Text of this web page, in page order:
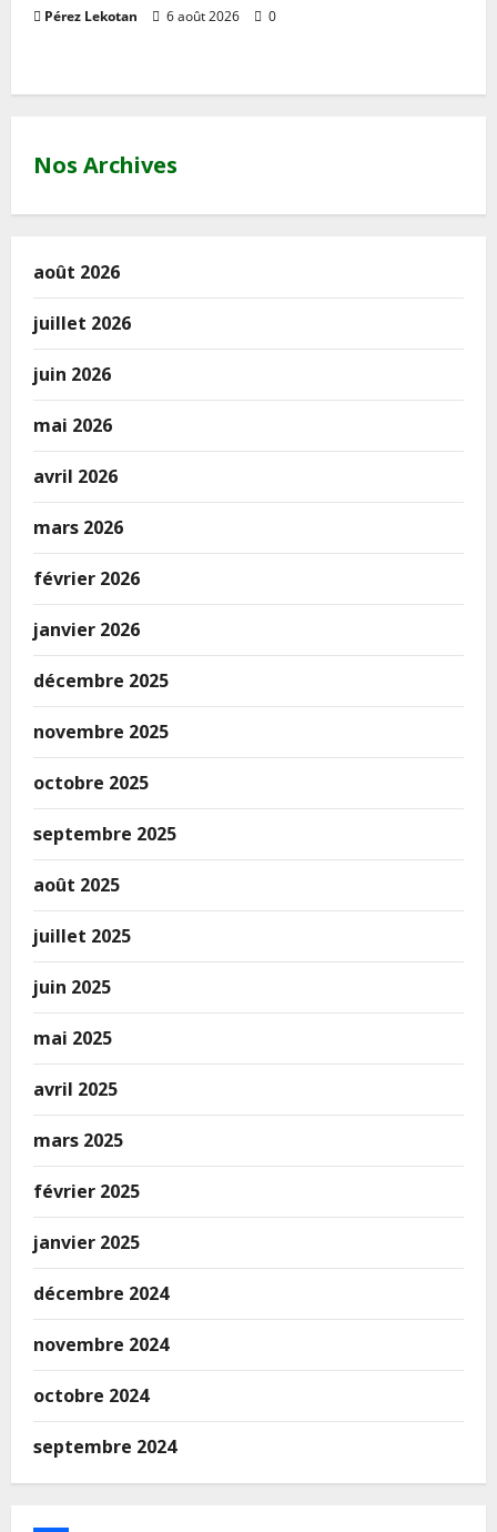
Pérez Lekotan 6 août 2026 0
Nos Archives
août 2026
juillet 2026
juin 2026
mai 2026
avril 2026
mars 2026
février 2026
janvier 2026
décembre 2025
novembre 2025
octobre 2025
septembre 2025
août 2025
juillet 2025
juin 2025
mai 2025
avril 2025
mars 2025
février 2025
janvier 2025
décembre 2024
novembre 2024
octobre 2024
septembre 2024